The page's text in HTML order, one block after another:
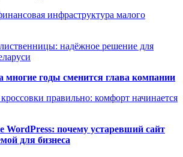
инфраструктура малого
надёжное решение для
многие годы сменится глава компании
правильно: комфорт начинается
почему устаревший сайт
для бизнеса